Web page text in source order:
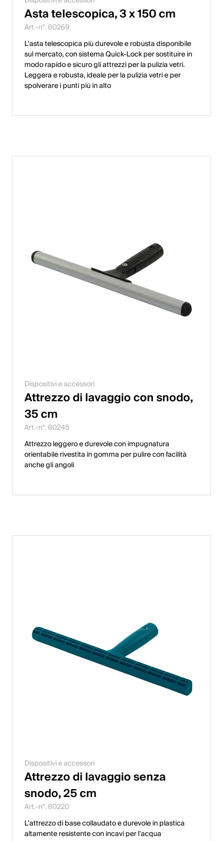
Asta telescopica, 3 x 150 cm
Art.-n°. 80269
L'asta telescopica più durevole e robusta disponibile
sul mercato, con sistema Quick-Lock per sostituire in
modo rapido e sicuro gli attrezzi per la pulizia vetri.
Leggera e robusta, ideale per la pulizia vetri e per
spolverare i punti più in alto
Dispositivi e accessori
Attrezzo di lavaggio con snodo,
35 cm
Art.-n°. 80245
Attrezzo leggero e durevole con impugnatura
orientabile rivestita in gomma per pulire con facilità
anche gli angoli
Dispositivi e accessori
Attrezzo di lavaggio senza
snodo, 25 cm
Art.-n°. 80220
L'attrezzo di base collaudato e durevole in plastica
altamente resistente con incavi per l'acqua